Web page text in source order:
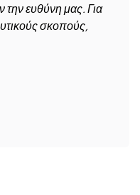
ευθύνη μας. Για
σκοπούς,